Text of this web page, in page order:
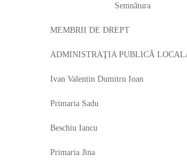
Semnătura
MEMBRII DE DREPT
ADMINISTRAŢIA PUBLICĂ
Ivan Valentin Dumitru Ioan
Primaria Sadu
Beschiu Iancu
Primaria Jina